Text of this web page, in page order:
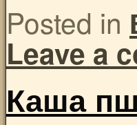
Posted in
Leave a
Каша